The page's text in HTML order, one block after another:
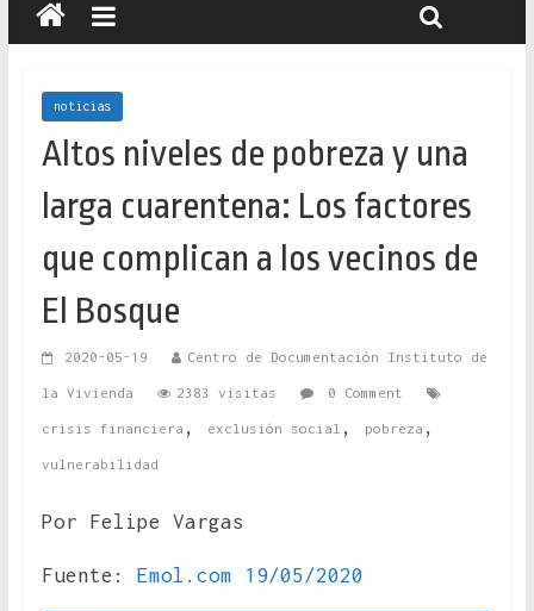
noticias
Altos niveles de pobreza y una
larga cuarentena: Los factores
que complican a los vecinos de
El Bosque
2020-05-19 Centro de Documentación Instituto de
la Vivienda 2383 visitas 0 Comment
crisis financiera , exclusión social , pobreza ,
vulnerabilidad
Por Felipe Vargas
Fuente: Emol.com 19/05/2020